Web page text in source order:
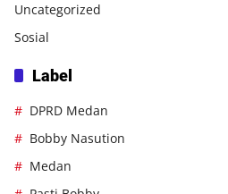
Uncategorized
Sosial
Label
DPRD Medan
Bobby Nasution
Medan